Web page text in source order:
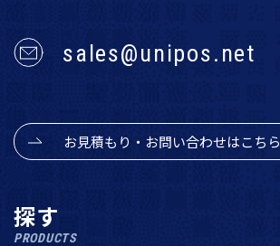
sales@unipos.net
お見積もり・お問い合わせはこちら
探す
PRODUCTS